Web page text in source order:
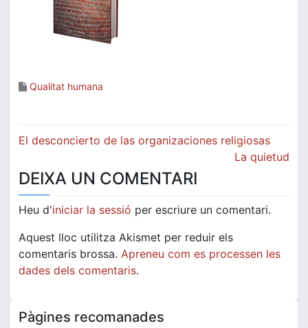
Qualitat humana
Navegació
El desconcierto de las organizaciones religiosas
La quietud
DEIXA UN COMENTARI
Heu d'iniciar la sessió per escriure un comentari.
Aquest lloc utilitza Akismet per reduir els
comentaris brossa. Apreneu com es processen les
dades dels comentaris.
Pàgines recomanades